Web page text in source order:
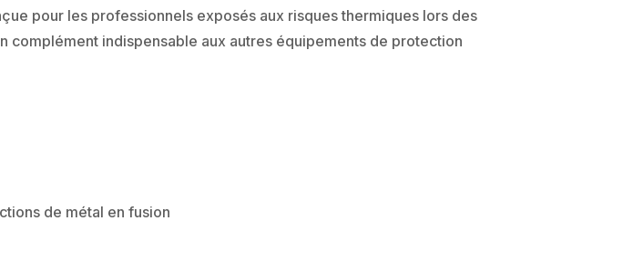
pour les professionnels exposés aux risques thermiques lors des
indispensable aux autres équipements de protection
de métal en fusion